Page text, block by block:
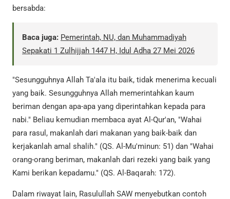
bersabda:
Baca juga: Pemerintah, NU, dan Muhammadiyah
Sepakati 1 Zulhijjah 1447 H, Idul Adha 27 Mei 2026
"Sesungguhnya Allah Ta'ala itu baik, tidak menerima kecuali
yang baik. Sesungguhnya Allah memerintahkan kaum
beriman dengan apa-apa yang diperintahkan kepada para
nabi." Beliau kemudian membaca ayat Al-Qur'an, "Wahai
para rasul, makanlah dari makanan yang baik-baik dan
kerjakanlah amal shalih." (QS. Al-Mu'minun: 51) dan "Wahai
orang-orang beriman, makanlah dari rezeki yang baik yang
Kami berikan kepadamu." (QS. Al-Baqarah: 172).
Dalam riwayat lain, Rasulullah SAW menyebutkan contoh